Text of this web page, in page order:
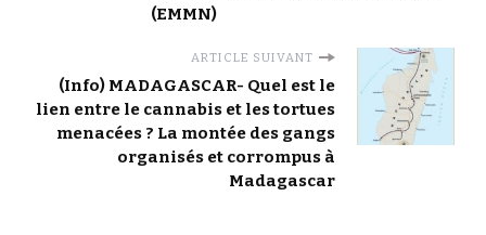
(EMMN)
ARTICLE SUIVANT
(Info) MADAGASCAR- Quel est le
lien entre le cannabis et les tortues
menacées ? La montée des gangs
organisés et corrompus à
Madagascar